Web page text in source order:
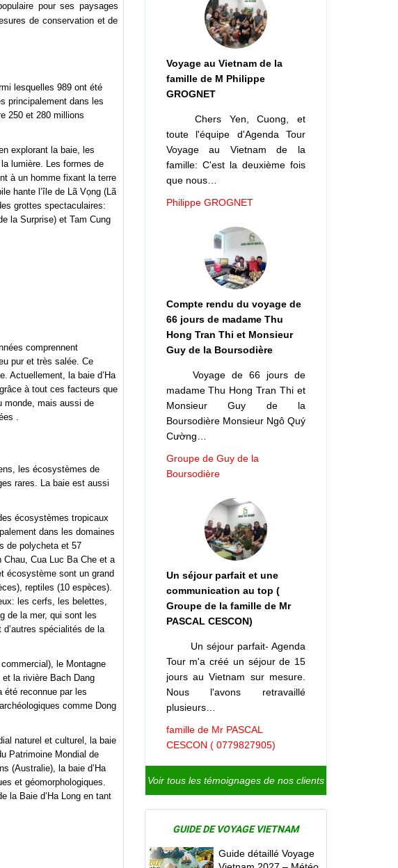
pour ses paysages
de conservation et de
lesquelles 989 ont été
principalement dans les
250 et 280 millions
explorant la baie, les
lumière. Les formes de
à un homme fixant la terre
hante l’île de Lã Vọng (Lã
grottes spectaculaires:
la Surprise) et Tam Cung
comprennent
pur et très salée. Ce
Actuellement, la baie d’Ha
à tout ces facteurs que
monde, mais aussi de
.
les écosystèmes de
rares. La baie est aussi
écosystèmes tropicaux
dans les domaines
de polycheta et 57
Chau, Cua Luc Ba Che et a
écosystème sont un grand
reptiles (10 espèces).
les cerfs, les belettes,
de la mer, qui sont les
spécialités de la
le Montagne
la rivière Bach Dang
été reconnue par les
comme Dong
naturel et culturel, la baie
Patrimoine Mondial de
(Australie), la baie d’Ha
et géomorphologiques.
la Baie d’Ha Long en tant
Voyage au Vietnam de la
famille de M Philippe
GROGNET
Chers Yen, Cuong, et
toute l'équipe d'Agenda Tour
Voyage au Vietnam de la
famille: C'est la deuxième fois
que nous…
Philippe GROGNET
Compte rendu du voyage de
66 jours de madame Thu
Hong Tran Thi et Monsieur
Guy de la Boursodière
Voyage de 66 jours de
madame Thu Hong Tran Thi et
Monsieur Guy de la
Boursodière Monsieur Ngô Quý
Cường…
Groupe de Guy de la
Boursodière
Un séjour parfait et une
communication au top (
Groupe de la famille de Mr
PASCAL CESCON)
Un séjour parfait- Agenda
Tour m'a créé un séjour de 15
jours au Vietnam sur mesure.
Nous l'avons retravaillé
plusieurs…
famille de Mr PASCAL
CESCON ( 0779827905)
Voir tous les témoignages de nos clients
GUIDE DE VOYAGE VIETNAM
Guide détaillé Voyage